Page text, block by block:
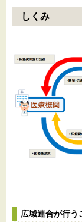
しくみ
広域連合が行う